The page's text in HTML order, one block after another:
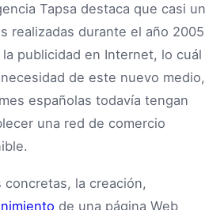
Tapsa destaca que casi un
realizadas durante el año 2005
publicidad en Internet, lo cuál
de este nuevo medio,
españolas todavía tengan
una red de comercio
concretas, la creación,
de una página Web